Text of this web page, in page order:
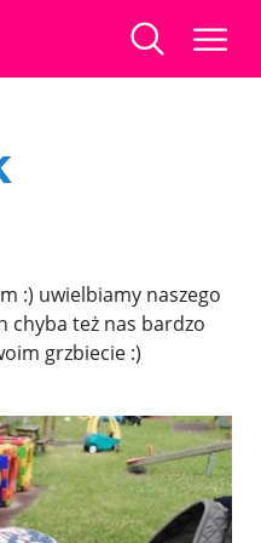
:) uwielbiamy naszego
chyba też nas bardzo
grzbiecie :)